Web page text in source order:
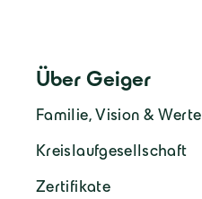
Über Geiger
Familie, Vision & Werte
Kreislaufgesellschaft
Zertifikate